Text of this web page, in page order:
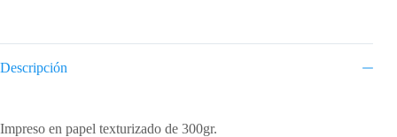
Descripción
Impreso en papel texturizado de 300gr.